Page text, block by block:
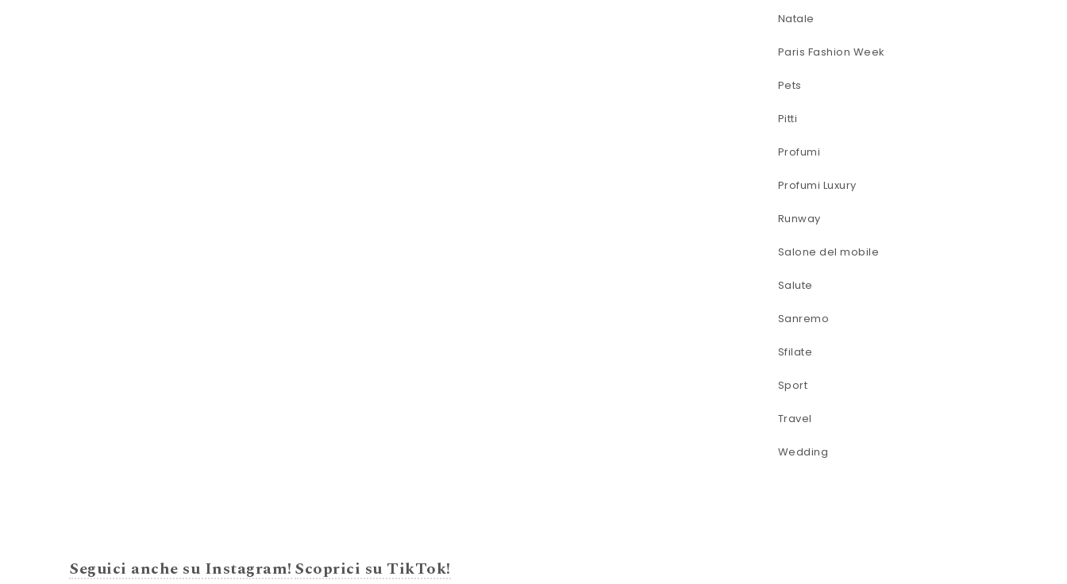
Natale
Paris Fashion Week
Pets
Pitti
Profumi
Profumi Luxury
Runway
Salone del mobile
Salute
Sanremo
Sfilate
Sport
Travel
Wedding
Seguici anche su Instagram! Scoprici su TikTok!